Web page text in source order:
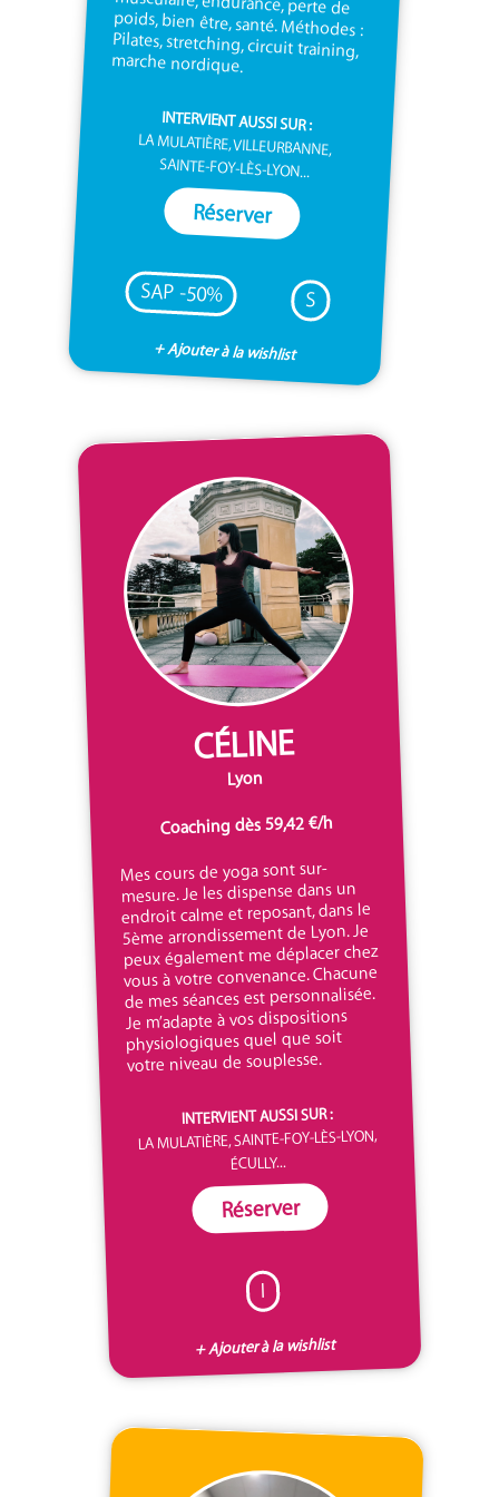
marche nordique.
INTERVIENT AUSSI SUR :
LA MULATIÈRE, VILLEURBANNE,
SAINTE-FOY-LÈS-LYON...
Réserver
SAP -50% S
+ Ajouter à la wishlist
CÉLINE
Lyon
Coaching dès 59,42 €/h
Mes cours de yoga sont sur-
mesure. Je les dispense dans un
endroit calme et reposant, dans le
5ème arrondissement de Lyon. Je
peux également me déplacer chez
vous à votre convenance. Chacune
de mes séances est personnalisée.
Je m’adapte à vos dispositions
physiologiques quel que soit
votre niveau de souplesse.
INTERVIENT AUSSI SUR :
LA MULATIÈRE, SAINTE-FOY-LÈS-LYON,
ÉCULLY...
Réserver
I
+ Ajouter à la wishlist